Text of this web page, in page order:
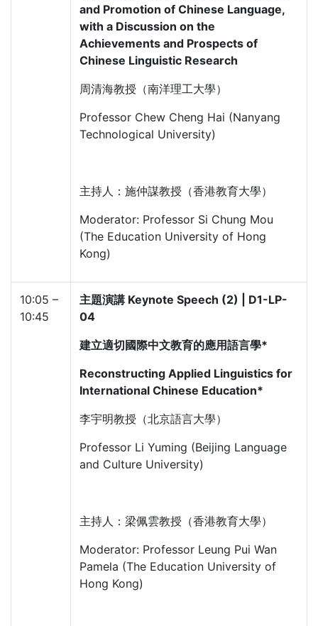
and Promotion of Chinese Language,
with a Discussion on the
Achievements and Prospects of
Chinese Linguistic Research
周清海教授（南洋理工大學）
Professor Chew Cheng Hai (Nanyang
Technological University)
主持人：施仲謀教授（香港教育大學）
Moderator: Professor Si Chung Mou
(The Education University of Hong
Kong)
10:05 –
10:45
主題演講 Keynote Speech (2) | D1-LP-
04
建立適切國際中文教育的應用語言學*
Reconstructing Applied Linguistics for
International Chinese Education*
李宇明教授（北京語言大學）
Professor Li Yuming (Beijing Language
and Culture University)
主持人：梁佩雲教授（香港教育大學）
Moderator: Professor Leung Pui Wan
Pamela (The Education University of
Hong Kong)